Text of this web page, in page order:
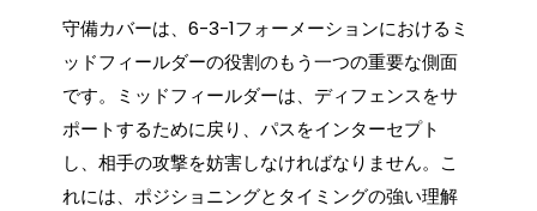
守備カバーは、6-3-1フォーメーションにおけるミ
ッドフィールダーの役割のもう一つの重要な側面
です。ミッドフィールダーは、ディフェンスをサ
ポートするために戻り、パスをインターセプト
し、相手の攻撃を妨害しなければなりません。こ
れには、ポジショニングとタイミングの強い理解